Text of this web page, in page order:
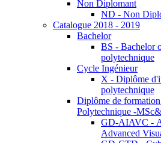
Non Diplomant
ND - Non
Catalogue 2018 - 2019
Bachelor
BS - Bachelor
polytechnique
Cycle Ingénieur
X - Diplôme
polytechnique
Diplôme de
Polytechnique -
GD-AIAVC -
Advanced